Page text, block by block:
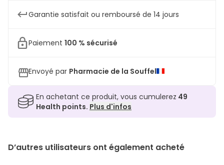
Garantie satisfait ou remboursé de 14 jours
Paiement 100 % sécurisé
Envoyé par Pharmacie de la Souffel
En achetant ce produit, vous cumulerez 49
Health points. Plus d'infos
D’autres utilisateurs ont également acheté